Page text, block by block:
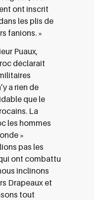
ont inscrit
les plis de
fanions. »
Puaux,
déclarait
a rien de
que le
La
les hommes
»
pas les
ont combattu
inclinons
Drapeaux et
tout